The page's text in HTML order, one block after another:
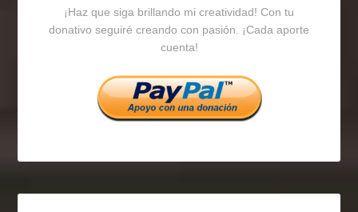
en
Facebook
en
Twitter
en
Instagram
¡Haz que siga brillando mi creatividad! Con tu
donativo seguiré creando con pasión. ¡Cada aporte
cuenta!